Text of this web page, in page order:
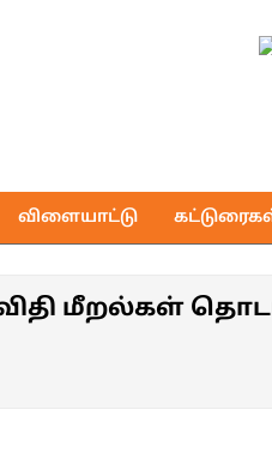
விளையாட்டு
மீறல்கள்